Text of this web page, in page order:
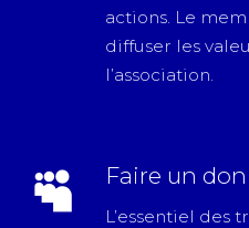
actions. Le
diffuser les
l’association.
Faire un don
L’essentiel des